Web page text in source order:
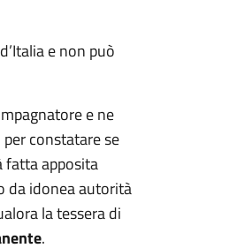
e non può
e ne
constatare se
fatta apposita
da idonea autorità
la tessera di
.